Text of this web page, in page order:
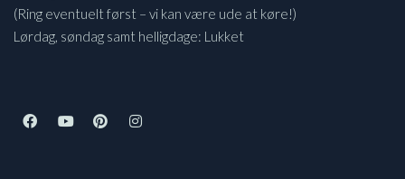
(Ring eventuelt først – vi kan være ude at køre!)
Lørdag, søndag samt helligdage: Lukket